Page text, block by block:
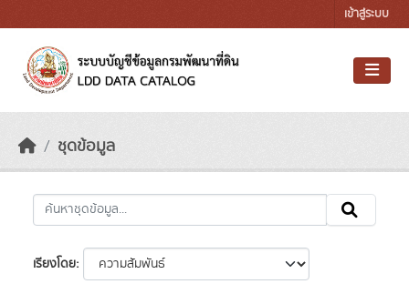
เข้าสู่ระบบ
ชุดข้อมูล
เรียงโดย